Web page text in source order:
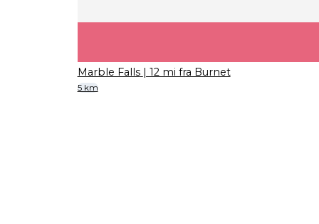
Marble Falls | 12 mi fra Burnet
5 km